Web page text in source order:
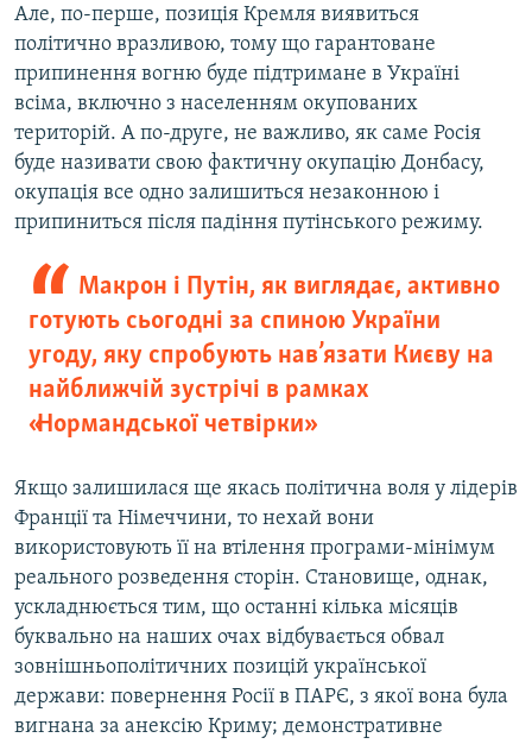
Але, по-перше, позиція Кремля виявиться
політично вразливою, тому що гарантоване
припинення вогню буде підтримане в Україні
всіма, включно з населенням окупованих
територій. А по-друге, не важливо, як саме Росія
буде називати свою фактичну окупацію Донбасу,
окупація все одно залишиться незаконною і
припиниться після падіння путінського режиму.
Макрон і Путін, як виглядає, активно
готують сьогодні за спиною України
угоду, яку спробують нав’язати Києву на
найближчій зустрічі в рамках
«Нормандської четвірки»
Якщо залишилася ще якась політична воля у лідерів
Франції та Німеччини, то нехай вони
використовують її на втілення програми-мінімум
реального розведення сторін. Становище, однак,
ускладнюється тим, що останні кілька місяців
буквально на наших очах відбувається обвал
зовнішньополітичних позицій української
держави: повернення Росії в ПАРЄ, з якої вона була
вигнана за анексію Криму; демонстративне